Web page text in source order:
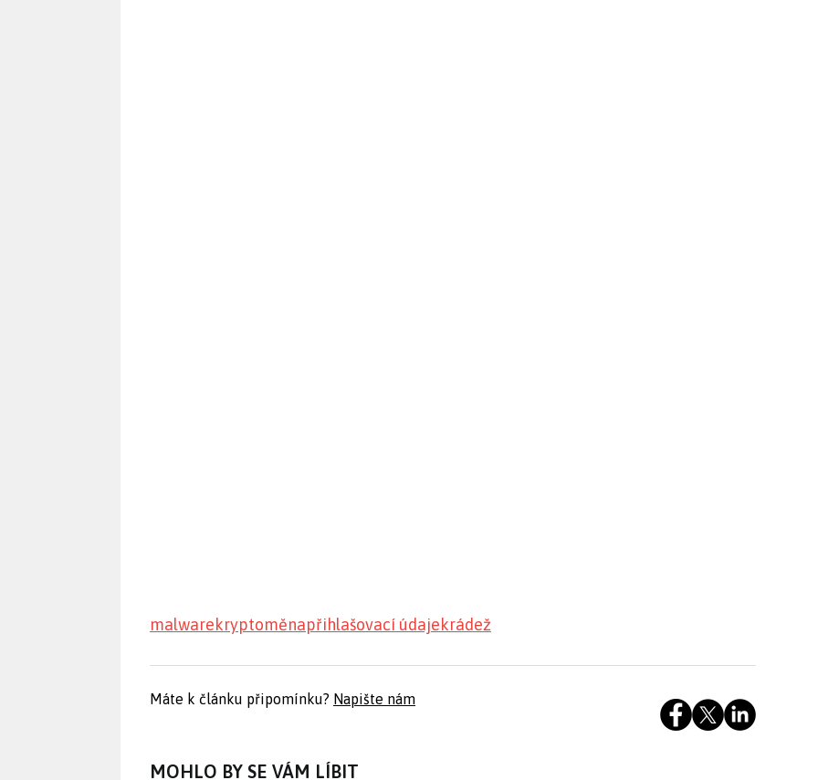
malwarekryptoměnapřihlašovací údajekrádež
Máte k článku připomínku? Napište nám
MOHLO BY SE VÁM LÍBIT